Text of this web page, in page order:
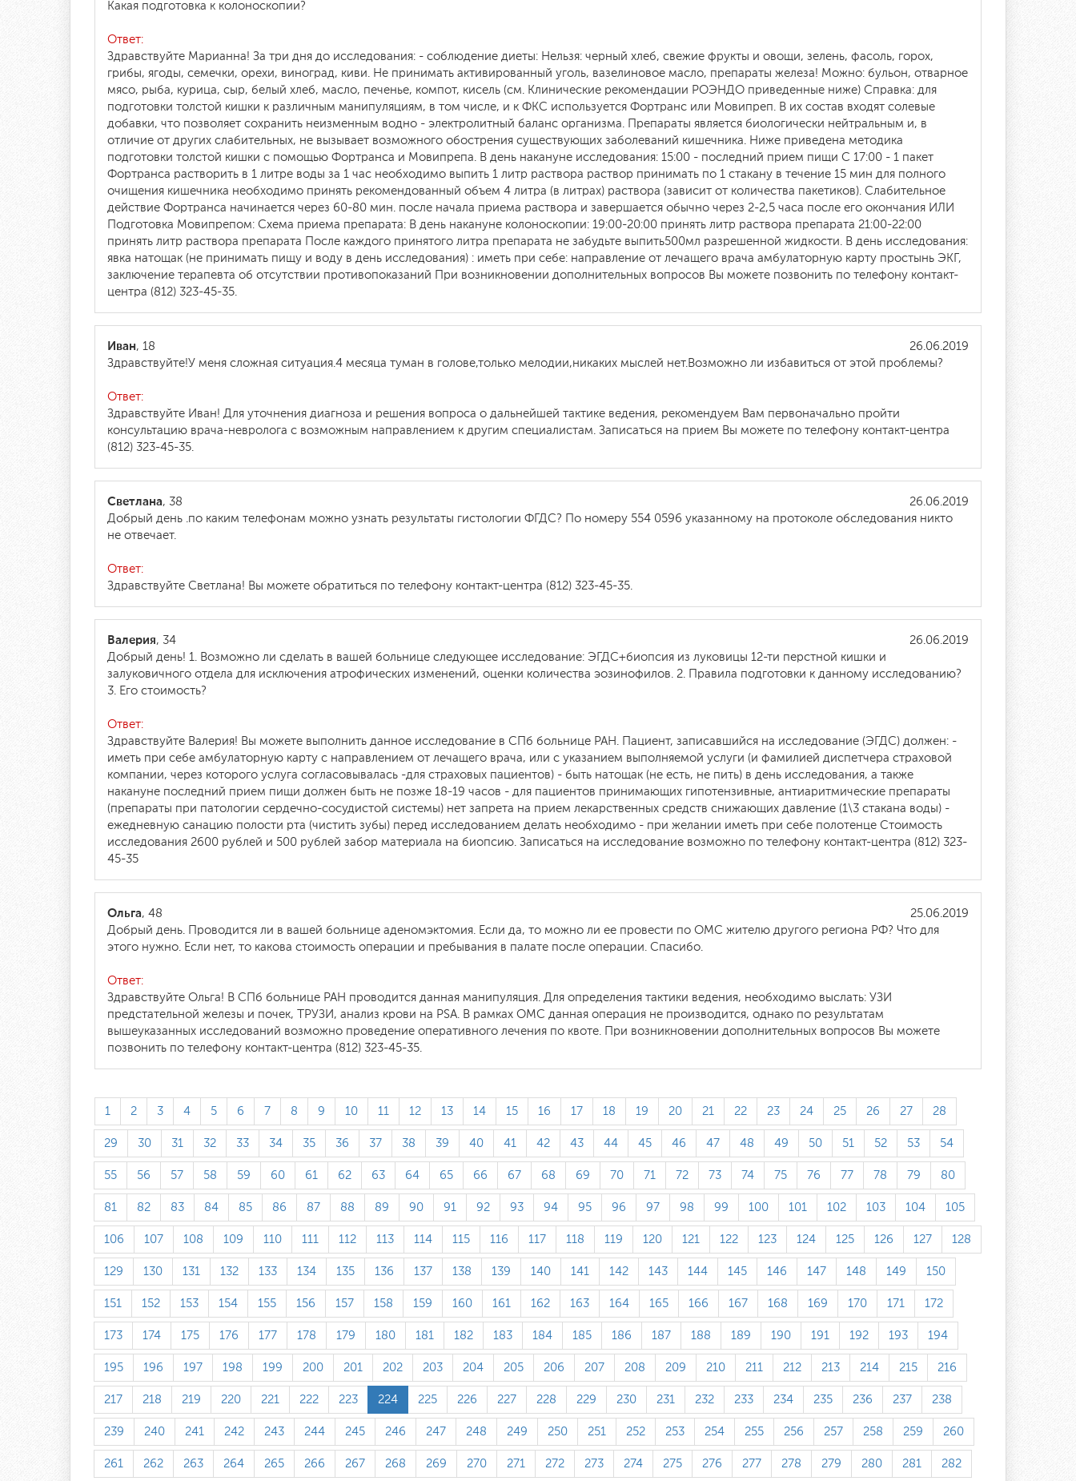
Какая подготовка к колоноскопии?
Ответ:
Здравствуйте Марианна! За три дня до исследования: - соблюдение диеты: Нельзя: черный хлеб, свежие фрукты и овощи, зелень, фасоль, горох,
грибы, ягоды, семечки, орехи, виноград, киви. Не принимать активированный уголь, вазелиновое масло, препараты железа! Можно: бульон, отварное
мясо, рыба, курица, сыр, белый хлеб, масло, печенье, компот, кисель (см. Клинические рекомендации РОЭНДО приведенные ниже) Справка: для
подготовки толстой кишки к различным манипуляциям, в том числе, и к ФКС используется Фортранс или Мовипреп. В их состав входят солевые
добавки, что позволяет сохранить неизменным водно - электролитный баланс организма. Препараты является биологически нейтральным и, в
отличие от других слабительных, не вызывает возможного обострения существующих заболеваний кишечника. Ниже приведена методика
подготовки толстой кишки с помощью Фортранса и Мовипрепа. В день накануне исследования: 15:00 - последний прием пищи С 17:00 - 1 пакет
Фортранса растворить в 1 литре воды за 1 час необходимо выпить 1 литр раствора раствор принимать по 1 стакану в течение 15 мин для полного
очищения кишечника необходимо принять рекомендованный объем 4 литра (в литрах) раствора (зависит от количества пакетиков). Слабительное
действие Фортранса начинается через 60-80 мин. после начала приема раствора и завершается обычно через 2-2,5 часа после его окончания ИЛИ
Подготовка Мовипрепом: Схема приема препарата: В день накануне колоноскопии: 19:00-20:00 принять литр раствора препарата 21:00-22:00
принять литр раствора препарата После каждого принятого литра препарата не забудьте выпить500мл разрешенной жидкости. В день исследования:
явка натощак (не принимать пищу и воду в день исследования) : иметь при себе: направление от лечащего врача амбулаторную карту простынь ЭКГ,
заключение терапевта об отсутствии противопоказаний При возникновении дополнительных вопросов Вы можете позвонить по телефону контакт-
центра (812) 323-45-35.
26.06.2019
Иван, 18
Здравствуйте!У меня сложная ситуация.4 месяца туман в голове,только мелодии,никаких мыслей нет.Возможно ли избавиться от этой проблемы?
Ответ:
Здравствуйте Иван! Для уточнения диагноза и решения вопроса о дальнейшей тактике ведения, рекомендуем Вам первоначально пройти
консультацию врача-невролога с возможным направлением к другим специалистам. Записаться на прием Вы можете по телефону контакт-центра
(812) 323-45-35.
26.06.2019
Светлана, 38
Добрый день .по каким телефонам можно узнать результаты гистологии ФГДС? По номеру 554 0596 указанному на протоколе обследования никто
не отвечает.
Ответ:
Здравствуйте Светлана! Вы можете обратиться по телефону контакт-центра (812) 323-45-35.
26.06.2019
Валерия, 34
Добрый день! 1. Возможно ли сделать в вашей больнице следующее исследование: ЭГДС+биопсия из луковицы 12-ти перстной кишки и
залуковичного отдела для исключения атрофических изменений, оценки количества эозинофилов. 2. Правила подготовки к данному исследованию?
3. Его стоимость?
Ответ:
Здравствуйте Валерия! Вы можете выполнить данное исследование в СПб больнице РАН. Пациент, записавшийся на исследование (ЭГДС) должен: -
иметь при себе амбулаторную карту с направлением от лечащего врача, или с указанием выполняемой услуги (и фамилией диспетчера страховой
компании, через которого услуга согласовывалась -для страховых пациентов) - быть натощак (не есть, не пить) в день исследования, а также
накануне последний прием пищи должен быть не позже 18-19 часов - для пациентов принимающих гипотензивные, антиаритмические препараты
(препараты при патологии сердечно-сосудистой системы) нет запрета на прием лекарственных средств снижающих давление (1\3 стакана воды) -
ежедневную санацию полости рта (чистить зубы) перед исследованием делать необходимо - при желании иметь при себе полотенце Стоимость
исследования 2600 рублей и 500 рублей забор материала на биопсию. Записаться на исследование возможно по телефону контакт-центра (812) 323-
45-35
25.06.2019
Ольга, 48
Добрый день. Проводится ли в вашей больнице аденомэктомия. Если да, то можно ли ее провести по ОМС жителю другого региона РФ? Что для
этого нужно. Если нет, то какова стоимость операции и пребывания в палате после операции. Спасибо.
Ответ:
Здравствуйте Ольга! В СПб больнице РАН проводится данная манипуляция. Для определения тактики ведения, необходимо выслать: УЗИ
предстательной железы и почек, ТРУЗИ, анализ крови на PSA. В рамках ОМС данная операция не производится, однако по результатам
вышеуказанных исследований возможно проведение оперативного лечения по квоте. При возникновении дополнительных вопросов Вы можете
позвонить по телефону контакт-центра (812) 323-45-35.
1 2 3 4 5 6 7 8 9 10 11 12 13 14 15 16 17 18 19 20 21 22 23 24 25 26 27 28
29 30 31 32 33 34 35 36 37 38 39 40 41 42 43 44 45 46 47 48 49 50 51 52 53 54
55 56 57 58 59 60 61 62 63 64 65 66 67 68 69 70 71 72 73 74 75 76 77 78 79 80
81 82 83 84 85 86 87 88 89 90 91 92 93 94 95 96 97 98 99 100 101 102 103 104 105
106 107 108 109 110 111 112 113 114 115 116 117 118 119 120 121 122 123 124 125 126 127 128
129 130 131 132 133 134 135 136 137 138 139 140 141 142 143 144 145 146 147 148 149 150
151 152 153 154 155 156 157 158 159 160 161 162 163 164 165 166 167 168 169 170 171 172
173 174 175 176 177 178 179 180 181 182 183 184 185 186 187 188 189 190 191 192 193 194
195 196 197 198 199 200 201 202 203 204 205 206 207 208 209 210 211 212 213 214 215 216
217 218 219 220 221 222 223 224 225 226 227 228 229 230 231 232 233 234 235 236 237 238
239 240 241 242 243 244 245 246 247 248 249 250 251 252 253 254 255 256 257 258 259 260
261 262 263 264 265 266 267 268 269 270 271 272 273 274 275 276 277 278 279 280 281 282